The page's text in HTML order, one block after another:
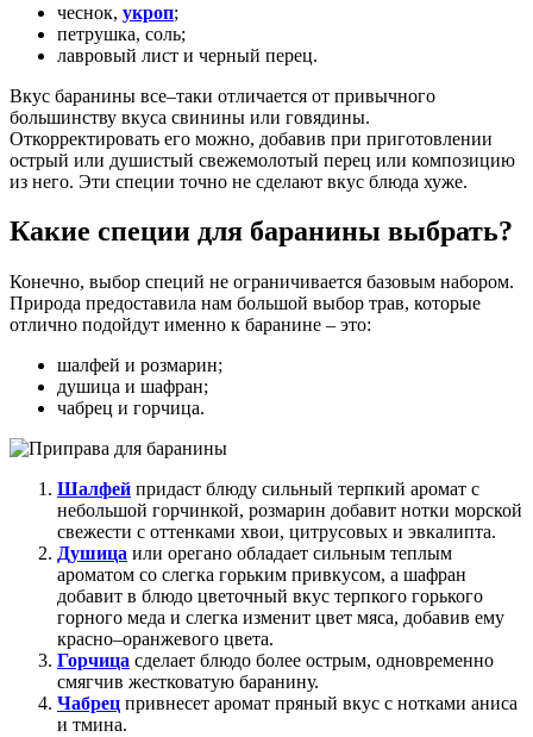
чеснок, укроп;
петрушка, соль;
лавровый лист и черный перец.
Вкус баранины все–таки отличается от привычного
большинству вкуса свинины или говядины.
Откорректировать его можно, добавив при приготовлении
острый или душистый свежемолотый перец или композицию
из него. Эти специи точно не сделают вкус блюда хуже.
Какие специи для баранины выбрать?
Конечно, выбор специй не ограничивается базовым набором.
Природа предоставила нам большой выбор трав, которые
отлично подойдут именно к баранине – это:
шалфей и розмарин;
душица и шафран;
чабрец и горчица.
Шалфей придаст блюду сильный терпкий аромат с
небольшой горчинкой, розмарин добавит нотки морской
свежести с оттенками хвои, цитрусовых и эвкалипта.
Душица или орегано обладает сильным теплым
ароматом со слегка горьким привкусом, а шафран
добавит в блюдо цветочный вкус терпкого горького
горного меда и слегка изменит цвет мяса, добавив ему
красно–оранжевого цвета.
Горчица сделает блюдо более острым, одновременно
смягчив жестковатую баранину.
Чабрец привнесет аромат пряный вкус с нотками аниса
и тмина.